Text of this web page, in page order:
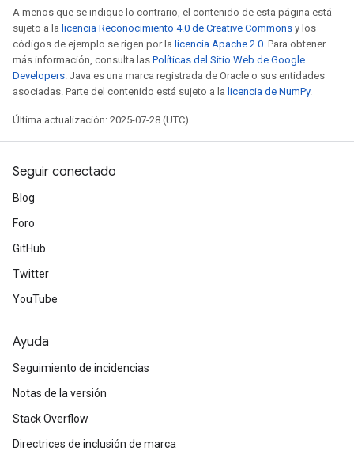
A menos que se indique lo contrario, el contenido de esta página está
sujeto a la licencia Reconocimiento 4.0 de Creative Commons y los
códigos de ejemplo se rigen por la licencia Apache 2.0. Para obtener
más información, consulta las Políticas del Sitio Web de Google
Developers. Java es una marca registrada de Oracle o sus entidades
asociadas. Parte del contenido está sujeto a la licencia de NumPy.
Última actualización: 2025-07-28 (UTC).
Seguir conectado
Blog
Foro
GitHub
Twitter
YouTube
Ayuda
Seguimiento de incidencias
Notas de la versión
Stack Overflow
Directrices de inclusión de marca